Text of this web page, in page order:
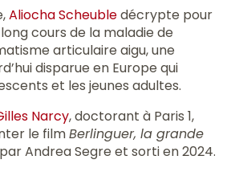
Aliocha Scheubledécrypte pour
cours de la maladie de
articulaire aigu, une
disparue en Europe qui
et les jeunes adultes.
Narcy, doctorant à Paris 1,
le filmBerlinguer, la grande
Andrea Segre et sorti en 2024.